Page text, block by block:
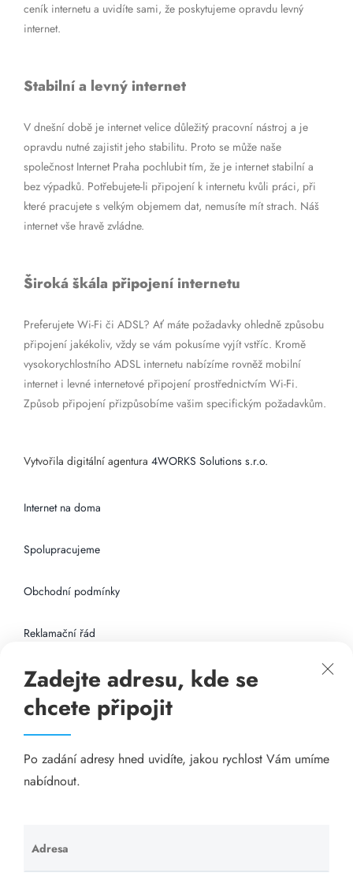
ceník internetu a uvidíte sami, že poskytujeme opravdu levný
internet.
Stabilní a levný internet
V dnešní době je internet velice důležitý pracovní nástroj a je
opravdu nutné zajistit jeho stabilitu. Proto se může naše
společnost Internet Praha pochlubit tím, že je internet stabilní a
bez výpadků. Potřebujete-li připojení k internetu kvůli práci, při
které pracujete s velkým objemem dat, nemusíte mít strach. Náš
internet vše hravě zvládne.
Široká škála připojení internetu
Preferujete Wi-Fi či ADSL? Ať máte požadavky ohledně způsobu
připojení jakékoliv, vždy se vám pokusíme vyjít vstříc. Kromě
vysokorychlostního ADSL internetu nabízíme rovněž mobilní
internet i levné internetové připojení prostřednictvím Wi-Fi.
Způsob připojení přizpůsobíme vašim specifickým požadavkům.
Vytvořila digitální agentura 4WORKS Solutions s.r.o.
Internet na doma
Spolupracujeme
Obchodní podmínky
Reklamační řád
Připojení k internetu
Odkazy
Katalog A-seznam.cz
Visací zámky - TOKOZ
Zadejte adresu, kde se
chcete připojit
Po zadání adresy hned uvidíte, jakou rychlost Vám umíme
nabídnout.
Adresa
Ponechte
toto pole